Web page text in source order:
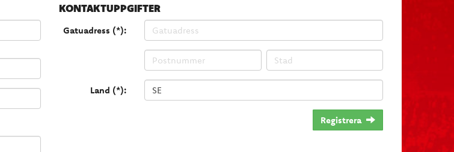
KONTAKTUPPGIFTER
Gatuadress (*):
Land (*):
Registrera